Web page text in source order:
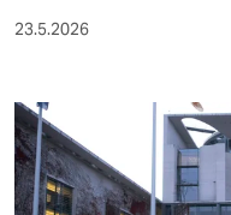
23.5.2026